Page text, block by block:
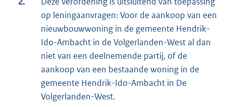
op leningaanvragen: Voor de aankoop van een
nieuwbouwwoning in de gemeente Hendrik-
Ido-Ambacht in de Volgerlanden-West al dan
niet van een deelnemende partij, of de
aankoop van een bestaande woning in de
gemeente Hendrik-Ido-Ambacht in De
Volgerlanden-West.